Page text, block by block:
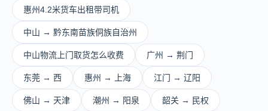
惠州4.2米货车出租带司机
中山 → 黔东南苗族侗族自治州
中山物流上门取货怎么收费 广州 → 荆门
东莞 → 西 惠州 → 上海 江门 → 辽阳
佛山 → 天津 潮州 → 阳泉 韶关 → 民权